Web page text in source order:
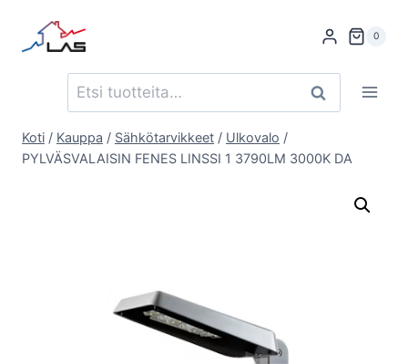
sisältöön
0
Etsi: Haku
Koti / Kauppa / Sähkötarvikkeet / Ulkovalo /
PYLVÄSVALAISIN FENES LINSSI 1 3790LM 3000K DA